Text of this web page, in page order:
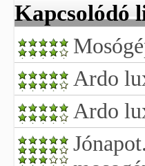
Kapcsolódó
Ardo
Ardo